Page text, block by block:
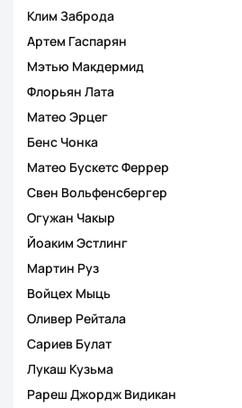
Клим Заброда
Артем Гаспарян
Мэтью Макдермид
Флорьян Лата
Матео Эрцег
Бенс Чонка
Матео Бускетс Феррер
Свен Вольфенсбергер
Огужан Чакыр
Йоаким Эстлинг
Мартин Руз
Войцех Мыць
Оливер Рейтала
Сариев Булат
Лукаш Кузьма
Рареш Джордж Видикан